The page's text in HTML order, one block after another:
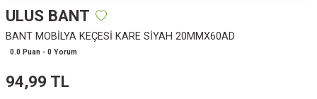
ULUS BANT
BANT MOBİLYA KEÇESİ KARE SİYAH 20MMX60AD
0.0 Puan - 0 Yorum
94,99 TL